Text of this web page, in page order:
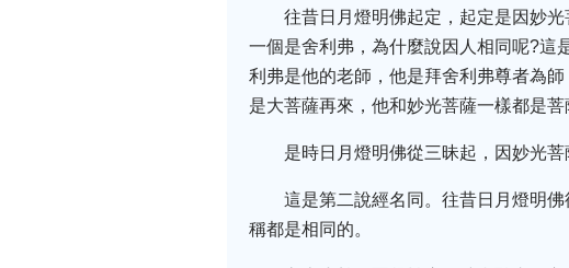
往昔日月燈明佛起定，起定是因妙
一個是舍利弗，為什麼說因人相同呢?這
利弗是他的老師，他是拜舍利弗尊者為
是大菩薩再來，他和妙光菩薩一樣都是
是時日月燈明佛從三昧起，因妙光
這是第二說經名同。往昔日月燈明
稱都是相同的。